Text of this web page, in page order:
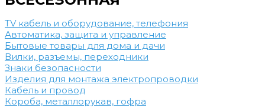
TV кабель и оборудование, телефония
Автоматика, защита и управление
Бытовые товары для дома и дачи
Вилки, разъемы, переходники
Знаки безопасности
Изделия для монтажа электропроводки
Кабель и провод
Короба, металлорукав, гофра